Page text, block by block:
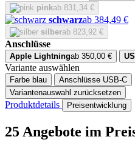
pinkab 831,34 €
schwarzab 384,49 €
silberab 823,92 €
Anschlüsse
Apple Lightningab 350,00 €
Variante auswählen
Farbe blau Anschlüsse USB-C
Variantenauswahl zurücksetzen
Produktdetails Preisentwicklung
25 Angebote im